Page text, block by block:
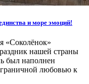
и море эмоций!
«Соколёнок»
нашей страны
был наполнен
любовью к